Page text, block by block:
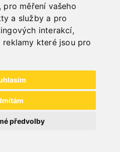
, pro měření vašeho
a služby a pro
interakcí,
které jsou pro
předvolby